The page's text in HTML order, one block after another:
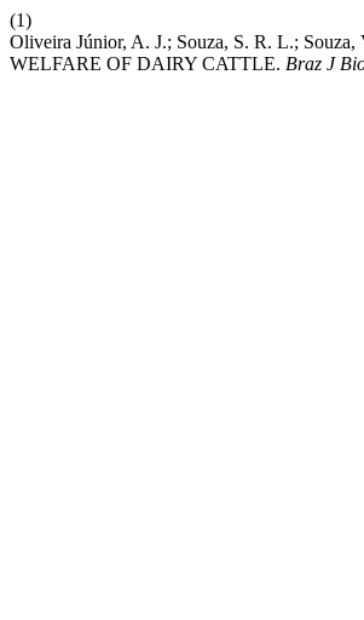
(1)
Oliveira Júnior, A. J.; Souza, S. R. L.;
WELFARE OF DAIRY CATTLE. Braz J